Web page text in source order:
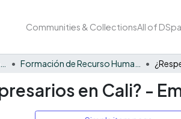
Communities & CollectionsAll of
en Cali? -